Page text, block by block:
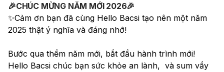
🎉CHÚC MỪNG NĂM MỚI 2026🎉
✨Cảm ơn bạn đã cùng Hello Bacsi tạo nên một năm
2025 thật ý nghĩa và đáng nhớ!
Bước qua thềm năm mới, bắt đầu hành trình mới!
Hello Bacsi chúc bạn sức khỏe an lành,  và sum vầy